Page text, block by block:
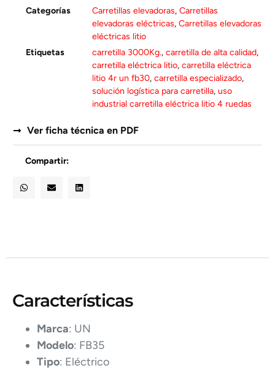
Categorías Carretillas elevadoras,Carretillas
elevadoras eléctricas,Carretillas elevadoras
eléctricas litio
Etiquetas
carretilla 3000Kg.,carretilla de alta calidad,
carretilla eléctrica litio,carretilla eléctrica
litio 4r un fb30,carretilla especializado,
solución logística para carretilla,uso
industrial carretilla eléctrica litio 4 ruedas
Ver ficha técnica en PDF
Compartir:
Características
Marca: UN
Modelo: FB35
Tipo: Eléctrico